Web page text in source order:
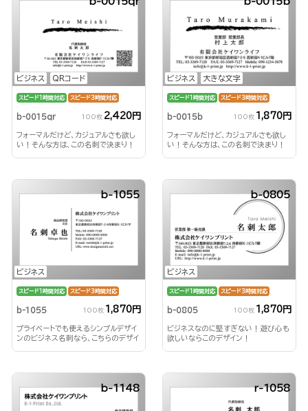
ビジネス QRコード
スピード1時間対応 スピード3時間対応
b-0015qr 100枚 2,420円
フォーマルだけど、カジュアルさも欲し
い！そんな方は、この名刺で決まり！
ビジネス 大きな文字
スピード1時間対応 スピード3時間対応
b-0015b 100枚 1,870円
フォーマルだけど、カジュアルさも欲し
い！そんな方は、この名刺で決まり！
ビジネス
b-1055
スピード1時間対応 スピード3時間対応
b-1055 100枚 1,870円
プライベートでも使えるシンプルデザイ
ンのビジネス名刺なら、こちらのデザイ
ビジネス
b-0805
スピード1時間対応 スピード3時間対応
b-0805 100枚 1,870円
ビジネスなのに堅すぎない！遊び心も
欲しいならこのデザイン！
b-1148 r-1058